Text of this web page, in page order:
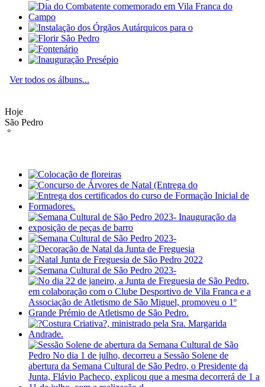
Ver todos os álbuns...
Hoje
São Pedro
°